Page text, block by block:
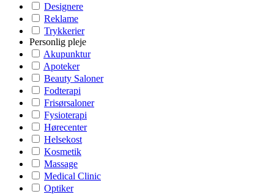
Designere
Reklame
Trykkerier
Personlig pleje
Akupunktur
Apoteker
Beauty Saloner
Fodterapi
Frisørsaloner
Fysioterapi
Hørecenter
Helsekost
Kosmetik
Massage
Medical Clinic
Optiker